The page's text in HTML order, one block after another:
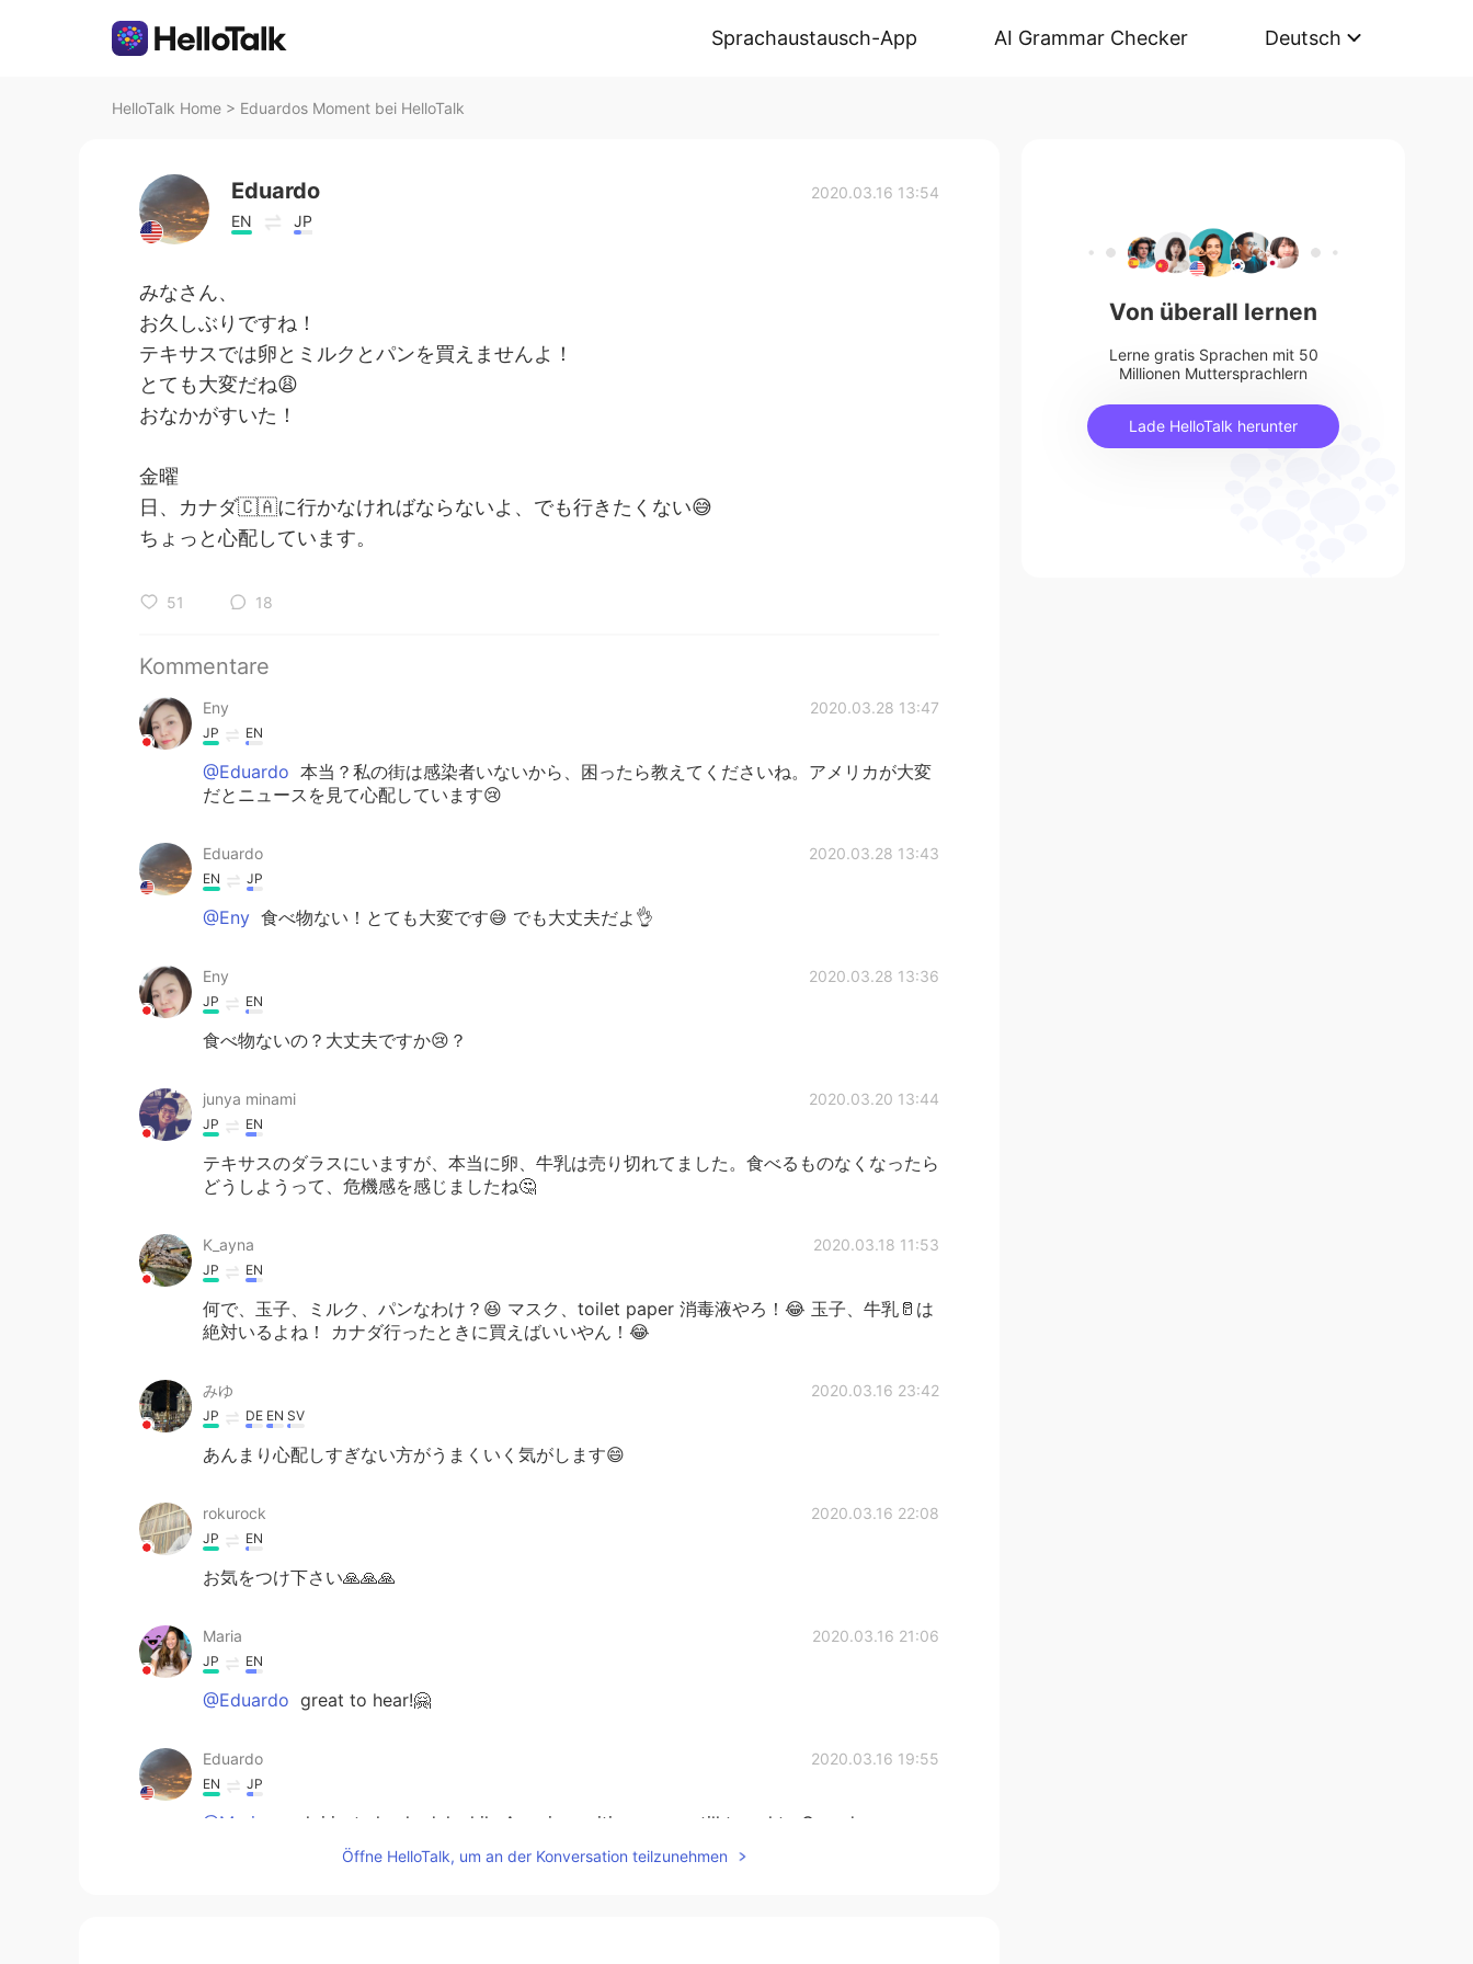
Sprachaustausch-App AI Grammar Checker Deutsch
HelloTalk Home > Eduardos Moment bei HelloTalk
Eduardo
EN JP
2020.03.16 13:54
みなさん、
お久しぶりですね！
テキサスでは卵とミルクとパンを買えませんよ！
とても大変だね😩
おなかがすいた！
金曜
日、カナダ🇨🇦に行かなければならないよ、でも行きたくない😅
ちょっと心配しています。
51 18
Kommentare
Eny 2020.03.28 13:47
JP EN
@Eduardo 本当？私の街は感染者いないから、困ったら教えてくださいね。アメリカが大変
だとニュースを見て心配しています😢
Eduardo 2020.03.28 13:43
EN JP
@Eny 食べ物ない！とても大変です😅 でも大丈夫だよ👌
Eny 2020.03.28 13:36
JP EN
食べ物ないの？大丈夫ですか😢？
junya minami 2020.03.20 13:44
JP EN
テキサスのダラスにいますが、本当に卵、牛乳は売り切れてました。食べるものなくなったら
どうしようって、危機感を感じましたね🤔
K_ayna 2020.03.18 11:53
JP EN
何で、玉子、ミルク、パンなわけ？😆 マスク、toilet paper 消毒液やろ！😂 玉子、牛乳🥛は
絶対いるよね！ カナダ行ったときに買えばいいやん！😂
みゆ 2020.03.16 23:42
JP DE EN SV
あんまり心配しすぎない方がうまくいく気がします😄
rokurock 2020.03.16 22:08
JP EN
お気をつけ下さい🙏🙏🙏
Maria 2020.03.16 21:06
JP EN
@Eduardo great to hear!🤗
Eduardo 2020.03.16 19:55
EN JP
@Maria yeah i just checked, luckily American citizens can still travel to Canada
Öffne HelloTalk, um an der Konversation teilzunehmen
Von überall lernen
Lerne gratis Sprachen mit 50
Millionen Muttersprachlern
Lade HelloTalk herunter